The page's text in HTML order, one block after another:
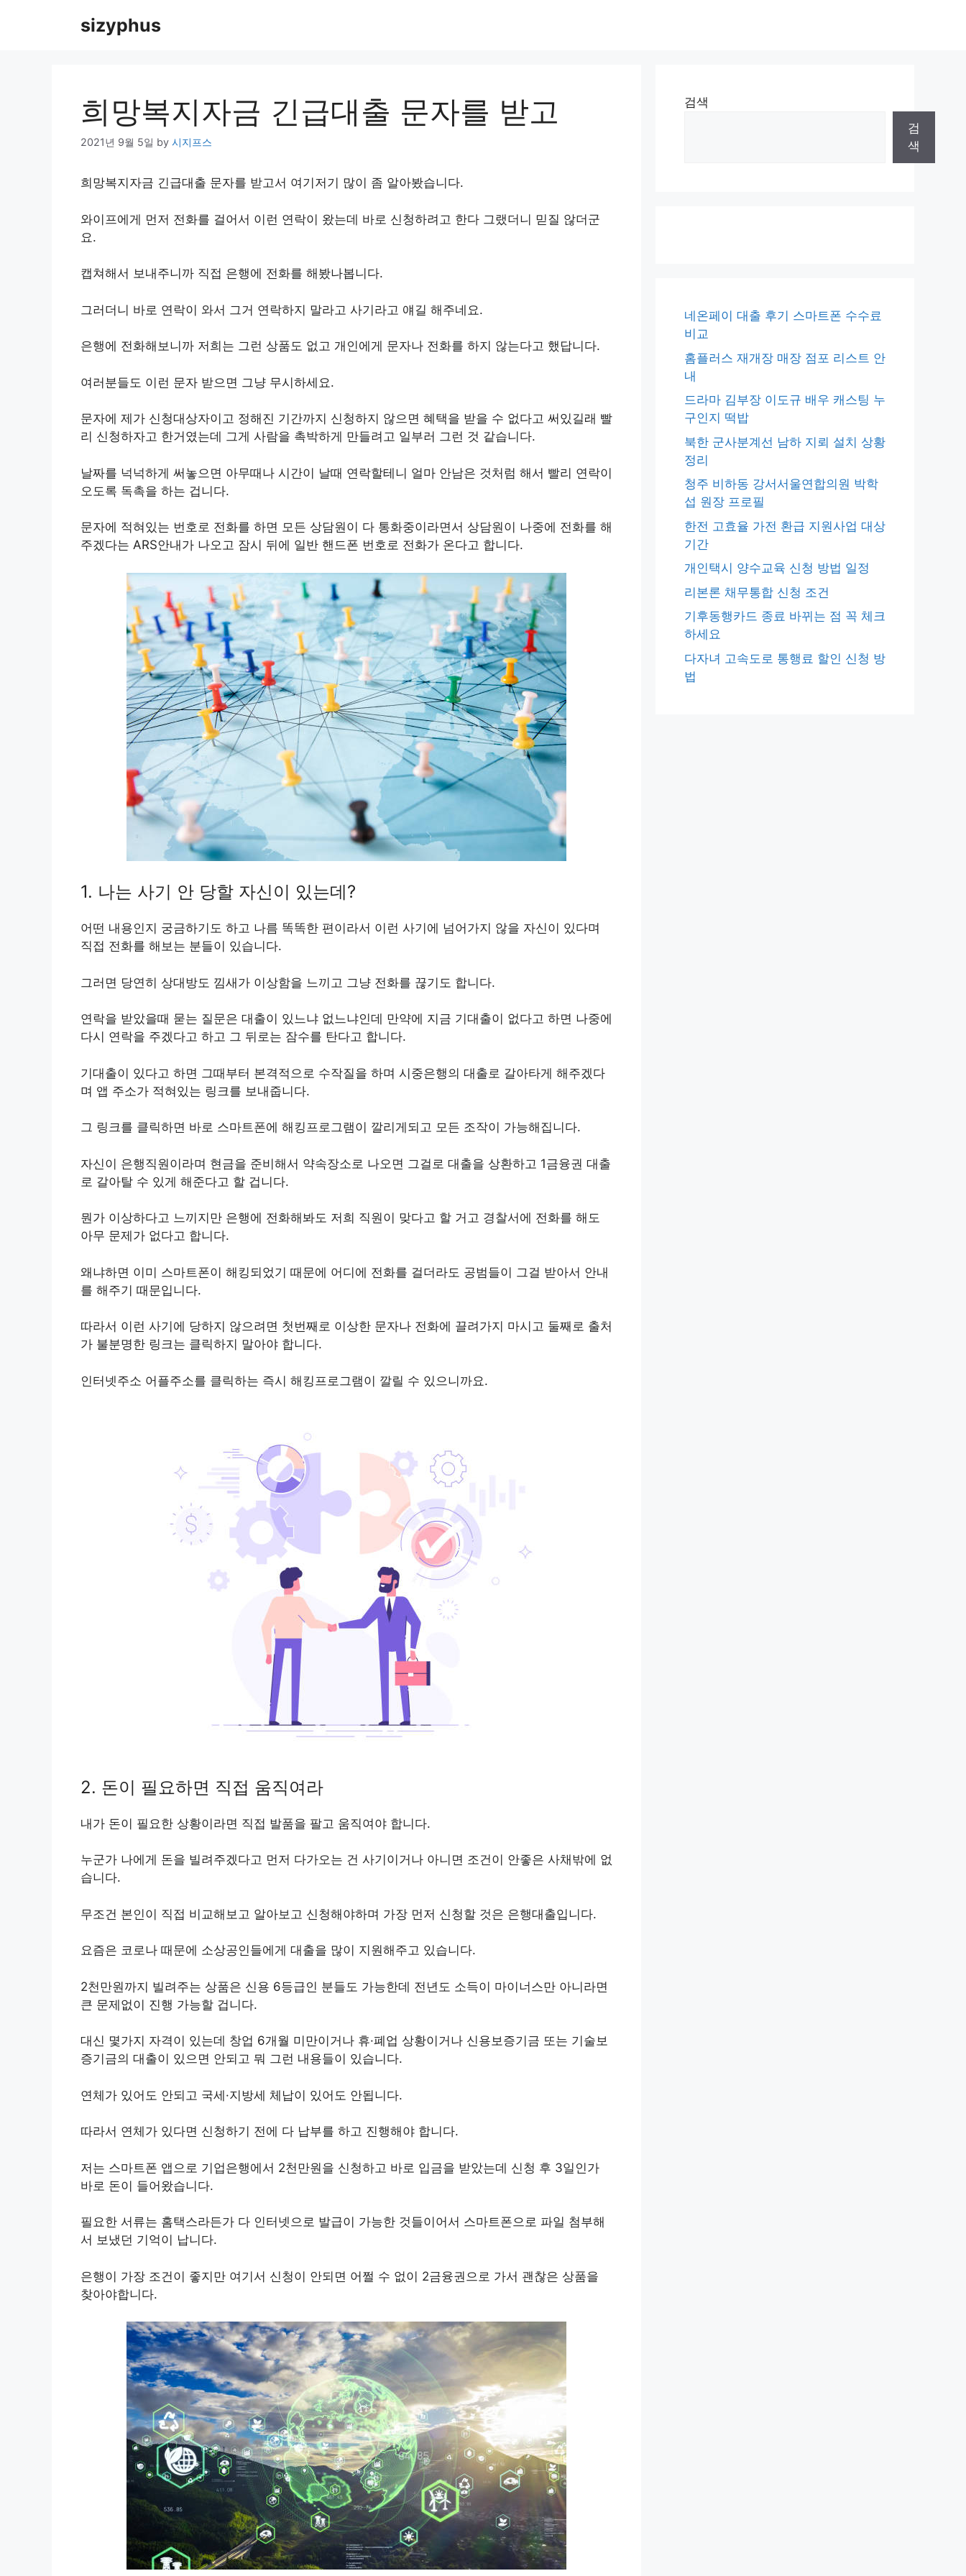
sizyphus
희망복지자금 긴급대출 문자를 받고
2021년 9월 5일 by 시지프스
희망복지자금 긴급대출 문자를 받고서 여기저기 많이 좀 알아봤습니다.
와이프에게 먼저 전화를 걸어서 이런 연락이 왔는데 바로 신청하려고 한다 그랬더니 믿질 않더군
요.
캡쳐해서 보내주니까 직접 은행에 전화를 해봤나봅니다.
그러더니 바로 연락이 와서 그거 연락하지 말라고 사기라고 얘길 해주네요.
은행에 전화해보니까 저희는 그런 상품도 없고 개인에게 문자나 전화를 하지 않는다고 했답니다.
여러분들도 이런 문자 받으면 그냥 무시하세요.
문자에 제가 신청대상자이고 정해진 기간까지 신청하지 않으면 혜택을 받을 수 없다고 써있길래 빨
리 신청하자고 한거였는데 그게 사람을 촉박하게 만들려고 일부러 그런 것 같습니다.
날짜를 넉넉하게 써놓으면 아무때나 시간이 날때 연락할테니 얼마 안남은 것처럼 해서 빨리 연락이
오도록 독촉을 하는 겁니다.
문자에 적혀있는 번호로 전화를 하면 모든 상담원이 다 통화중이라면서 상담원이 나중에 전화를 해
주겠다는 ARS안내가 나오고 잠시 뒤에 일반 핸드폰 번호로 전화가 온다고 합니다.
1. 나는 사기 안 당할 자신이 있는데?
어떤 내용인지 궁금하기도 하고 나름 똑똑한 편이라서 이런 사기에 넘어가지 않을 자신이 있다며
직접 전화를 해보는 분들이 있습니다.
그러면 당연히 상대방도 낌새가 이상함을 느끼고 그냥 전화를 끊기도 합니다.
연락을 받았을때 묻는 질문은 대출이 있느냐 없느냐인데 만약에 지금 기대출이 없다고 하면 나중에
다시 연락을 주겠다고 하고 그 뒤로는 잠수를 탄다고 합니다.
기대출이 있다고 하면 그때부터 본격적으로 수작질을 하며 시중은행의 대출로 갈아타게 해주겠다
며 앱 주소가 적혀있는 링크를 보내줍니다.
그 링크를 클릭하면 바로 스마트폰에 해킹프로그램이 깔리게되고 모든 조작이 가능해집니다.
자신이 은행직원이라며 현금을 준비해서 약속장소로 나오면 그걸로 대출을 상환하고 1금융권 대출
로 갈아탈 수 있게 해준다고 할 겁니다.
뭔가 이상하다고 느끼지만 은행에 전화해봐도 저희 직원이 맞다고 할 거고 경찰서에 전화를 해도
아무 문제가 없다고 합니다.
왜냐하면 이미 스마트폰이 해킹되었기 때문에 어디에 전화를 걸더라도 공범들이 그걸 받아서 안내
를 해주기 때문입니다.
따라서 이런 사기에 당하지 않으려면 첫번째로 이상한 문자나 전화에 끌려가지 마시고 둘째로 출처
가 불분명한 링크는 클릭하지 말아야 합니다.
인터넷주소 어플주소를 클릭하는 즉시 해킹프로그램이 깔릴 수 있으니까요.
2. 돈이 필요하면 직접 움직여라
내가 돈이 필요한 상황이라면 직접 발품을 팔고 움직여야 합니다.
누군가 나에게 돈을 빌려주겠다고 먼저 다가오는 건 사기이거나 아니면 조건이 안좋은 사채밖에 없
습니다.
무조건 본인이 직접 비교해보고 알아보고 신청해야하며 가장 먼저 신청할 것은 은행대출입니다.
요즘은 코로나 때문에 소상공인들에게 대출을 많이 지원해주고 있습니다.
2천만원까지 빌려주는 상품은 신용 6등급인 분들도 가능한데 전년도 소득이 마이너스만 아니라면
큰 문제없이 진행 가능할 겁니다.
대신 몇가지 자격이 있는데 창업 6개월 미만이거나 휴·폐업 상황이거나 신용보증기금 또는 기술보
증기금의 대출이 있으면 안되고 뭐 그런 내용들이 있습니다.
연체가 있어도 안되고 국세·지방세 체납이 있어도 안됩니다.
따라서 연체가 있다면 신청하기 전에 다 납부를 하고 진행해야 합니다.
저는 스마트폰 앱으로 기업은행에서 2천만원을 신청하고 바로 입금을 받았는데 신청 후 3일인가
바로 돈이 들어왔습니다.
필요한 서류는 홈택스라든가 다 인터넷으로 발급이 가능한 것들이어서 스마트폰으로 파일 첨부해
서 보냈던 기억이 납니다.
은행이 가장 조건이 좋지만 여기서 신청이 안되면 어쩔 수 없이 2금융권으로 가서 괜찮은 상품을
찾아야합니다.
검색
검
색
네온페이 대출 후기 스마트폰 수수료
비교
홈플러스 재개장 매장 점포 리스트 안
내
드라마 김부장 이도규 배우 캐스팅 누
구인지 떡밥
북한 군사분계선 남하 지뢰 설치 상황
정리
청주 비하동 강서서울연합의원 박학
섭 원장 프로필
한전 고효율 가전 환급 지원사업 대상
기간
개인택시 양수교육 신청 방법 일정
리본론 채무통합 신청 조건
기후동행카드 종료 바뀌는 점 꼭 체크
하세요
다자녀 고속도로 통행료 할인 신청 방
법